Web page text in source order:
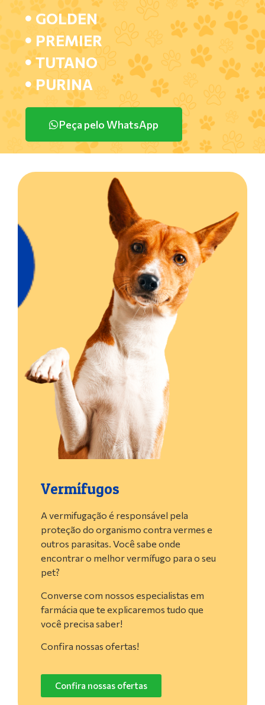
GOLDEN
PREMIER
TUTANO
PURINA
Peça pelo WhatsApp
Vermífugos
A vermifugação é responsável pela
proteção do organismo contra vermes e
outros parasitas. Você sabe onde
encontrar o melhor vermífugo para o seu
pet?
Converse com nossos especialistas em
farmácia que te explicaremos tudo que
você precisa saber!
Confira nossas ofertas!
Confira nossas ofertas